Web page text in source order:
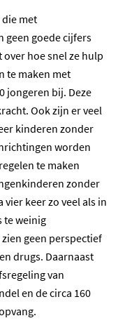
met
geen goede cijfers
hoe snel ze hulp
te maken met
jongeren bij. Deze
Ook zijn er veel
kinderen zonder
worden
te maken
zonder
keer zo veel als in
te weinig
geen perspectief
drugs. Daarnaast
van
en de circa 160